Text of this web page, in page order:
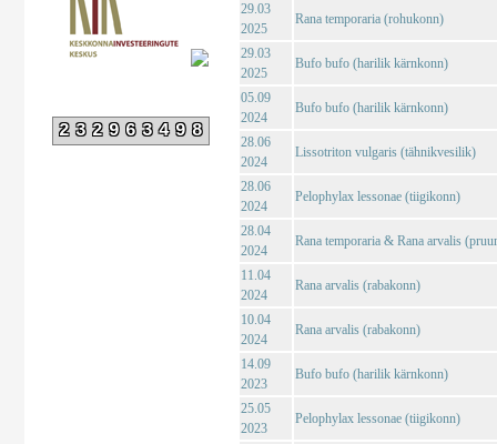
232963498
29.03
2025
Rana temporaria (rohukonn)
29.03
2025
Bufo bufo (harilik kärnkonn)
05.09
2024
Bufo bufo (harilik kärnkonn)
28.06
2024
Lissotriton vulgaris (tähnikvesilik)
28.06
2024
Pelophylax lessonae (tiigikonn)
28.04
2024
Rana temporaria & Rana arvalis
11.04
2024
Rana arvalis (rabakonn)
10.04
2024
Rana arvalis (rabakonn)
14.09
2023
Bufo bufo (harilik kärnkonn)
25.05
2023
Pelophylax lessonae (tiigikonn)